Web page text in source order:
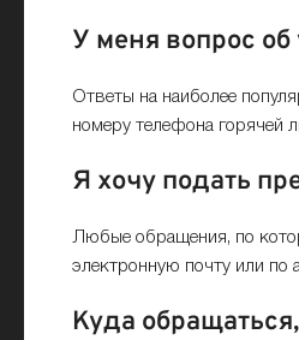
У меня вопрос
Ответы на наиболее
номеру телефона горячей
Я хочу подать
Любые обращения, по
электронную почту или по
Куда